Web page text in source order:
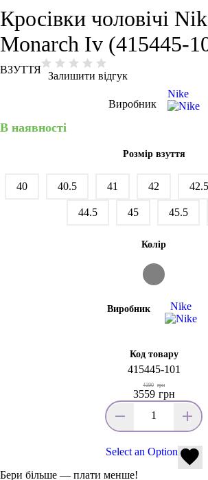
Кросівки чоловічі
Monarch Iv (415445-
ВЗУТТЯ
Залишити відгук
Виробник
Nike
В наявності
Розмір взуття
40 40.5 41 42 42.5
44.5 45 45.5
Колір
Виробник Nike
Код товару
415445-101
грн
3559
грн
4190
Select an Option
Бери більше — плати менше!